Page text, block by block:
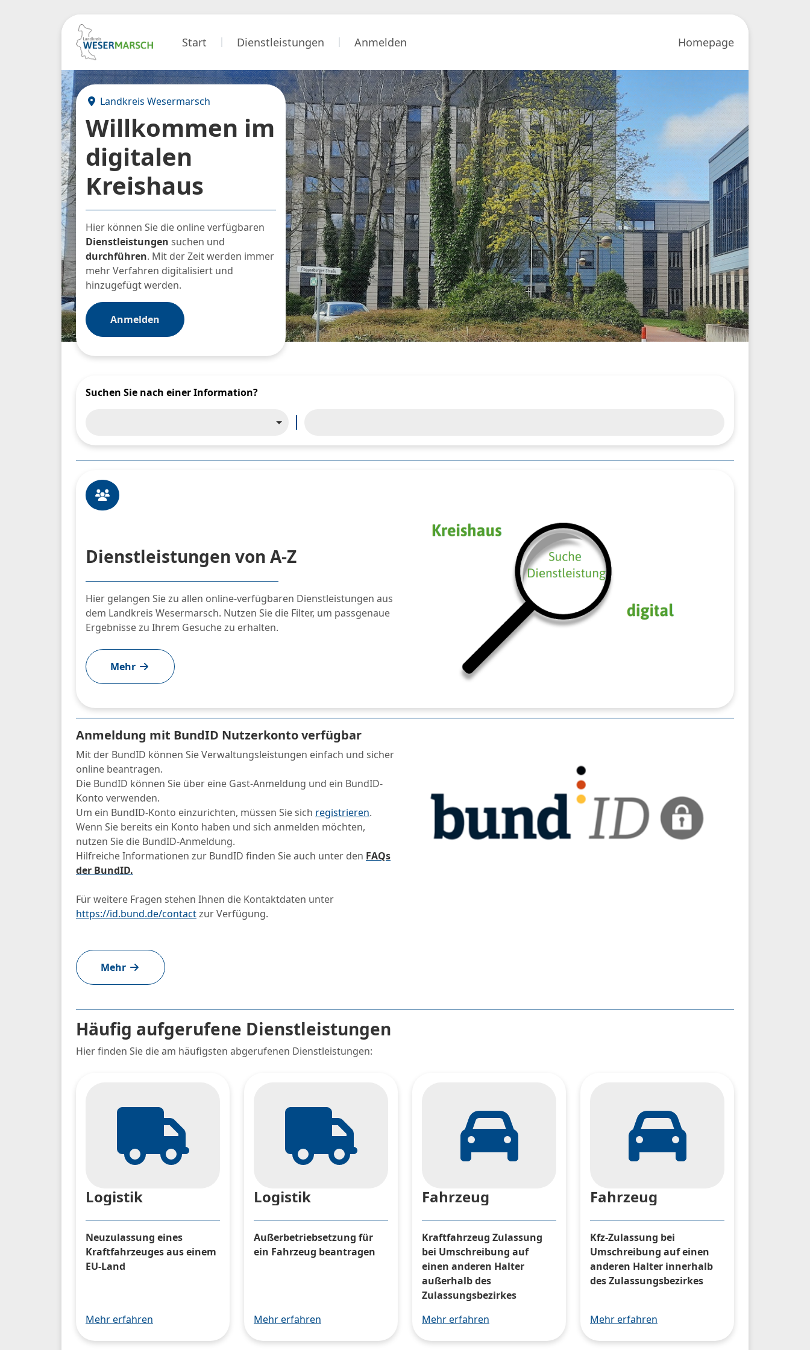
Start Dienstleistungen Anmelden Homepage
Landkreis Wesermarsch
Willkommen im
digitalen
Kreishaus
Hier können Sie die online verfügbaren
Dienstleistungen suchen und
durchführen. Mit der Zeit werden immer
mehr Verfahren digitalisiert und
hinzugefügt werden.
Anmelden
Suchen Sie nach einer Information?
Dienstleistungen von A-Z
Hier gelangen Sie zu allen online-verfügbaren Dienstleistungen aus
dem Landkreis Wesermarsch. Nutzen Sie die Filter, um passgenaue
Ergebnisse zu Ihrem Gesuche zu erhalten.
Mehr
Anmeldung mit BundID Nutzerkonto verfügbar
Mit der BundID können Sie Verwaltungsleistungen einfach und sicher
online beantragen.
Die BundID können Sie über eine Gast-Anmeldung und ein BundID-
Konto verwenden.
Um ein BundID-Konto einzurichten, müssen Sie sich registrieren.
Wenn Sie bereits ein Konto haben und sich anmelden möchten,
nutzen Sie die BundID-Anmeldung.
Hilfreiche Informationen zur BundID finden Sie auch unter den FAQs
der BundID.
Für weitere Fragen stehen Ihnen die Kontaktdaten unter
https://id.bund.de/contactzur Verfügung.
Mehr
Häufig aufgerufene Dienstleistungen
Hier finden Sie die am häufigsten abgerufenen Dienstleistungen:
Logistik
Neuzulassung eines
Kraftfahrzeuges aus einem
EU-Land
Mehr erfahren
Logistik
Außerbetriebsetzung für
ein Fahrzeug beantragen
Mehr erfahren
Fahrzeug
Kraftfahrzeug Zulassung
bei Umschreibung auf
einen anderen Halter
außerhalb des
Zulassungsbezirkes
Mehr erfahren
Fahrzeug
Kfz-Zulassung bei
Umschreibung auf einen
anderen Halter innerhalb
des Zulassungsbezirkes
Mehr erfahren